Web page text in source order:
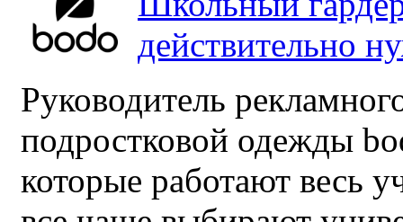
действительно
Руководитель
подростковой одежды
которые работают весь